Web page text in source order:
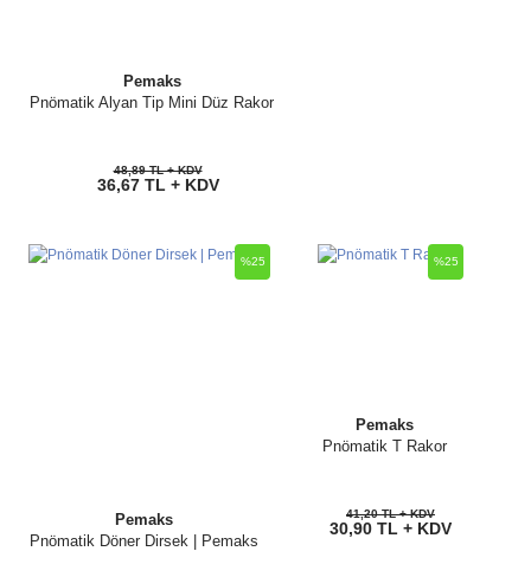
Pemaks
Pnömatik Alyan Tip Mini Düz Rakor
48,89 TL + KDV
36,67 TL + KDV
Pemaks
Pnömatik Döner Dirsek | Pemaks
%25
Pemaks
Pnömatik T Rakor
%25
41,20 TL + KDV
30,90 TL + KDV